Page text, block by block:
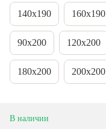
140x190 160x190
90x200 120x200
180x200 200x200
В наличии